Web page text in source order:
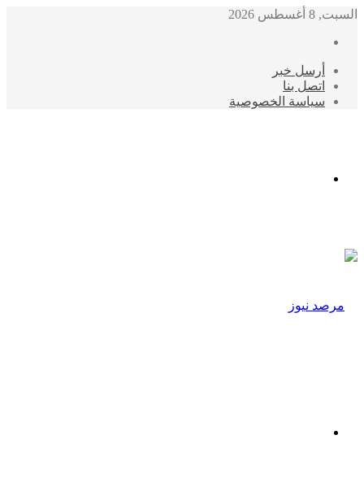
السبت, 8 أغسطس 2026
أرسل خبر
اتصل بنا
سياسة الخصوصية